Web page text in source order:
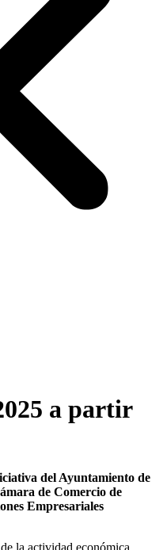
a partir
del Ayuntamiento de
de Comercio de
Empresariales
la actividad económica